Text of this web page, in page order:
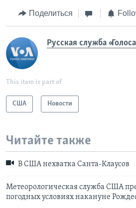
Поделиться
Русская служба
This item is part of
США Новости
Читайте также
В США нехватка Санта-Клаусов
Метеорологическая служба США
погодных условиях накануне